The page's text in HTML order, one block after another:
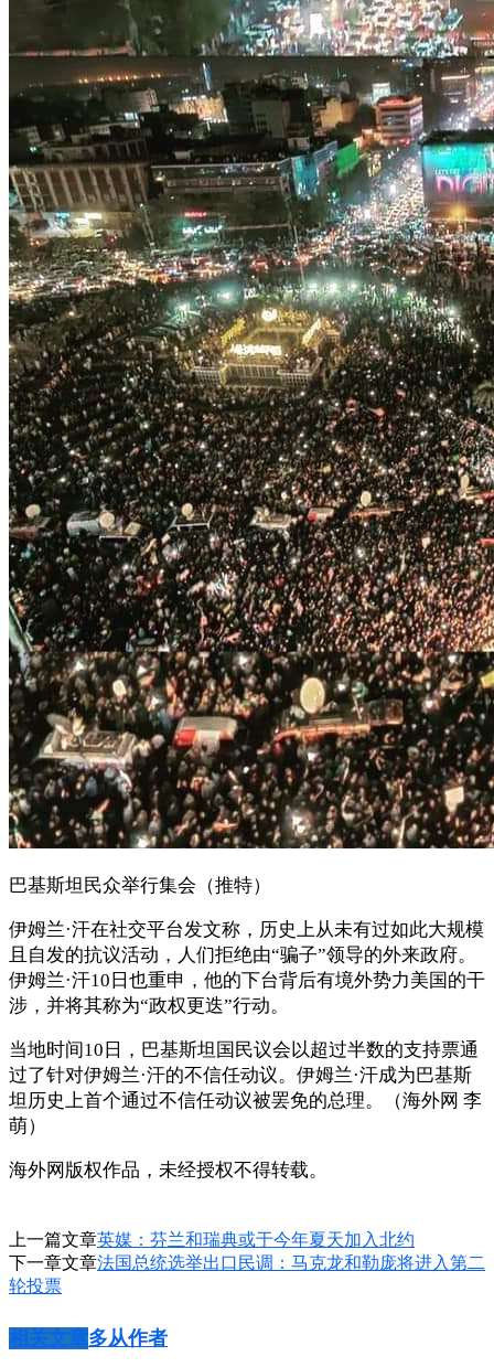
巴基斯坦民众举行集会（推特）
伊姆兰·汗在社交平台发文称，历史上从未有过如此大规模
且自发的抗议活动，人们拒绝由“骗子”领导的外来政府。
伊姆兰·汗10日也重申，他的下台背后有境外势力美国的干
涉，并将其称为“政权更迭”行动。
当地时间10日，巴基斯坦国民议会以超过半数的支持票通
过了针对伊姆兰·汗的不信任动议。伊姆兰·汗成为巴基斯
坦历史上首个通过不信任动议被罢免的总理。（海外网 李
萌）
海外网版权作品，未经授权不得转载。
上一篇文章英媒：芬兰和瑞典或于今年夏天加入北约
下一章文章法国总统选举出口民调：马克龙和勒庞将进入第二
轮投票
相关文章多从作者